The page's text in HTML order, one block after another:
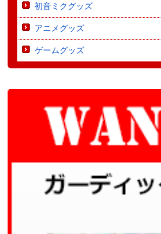
初音ミクグッズ
アニメグッズ
ゲームグッズ